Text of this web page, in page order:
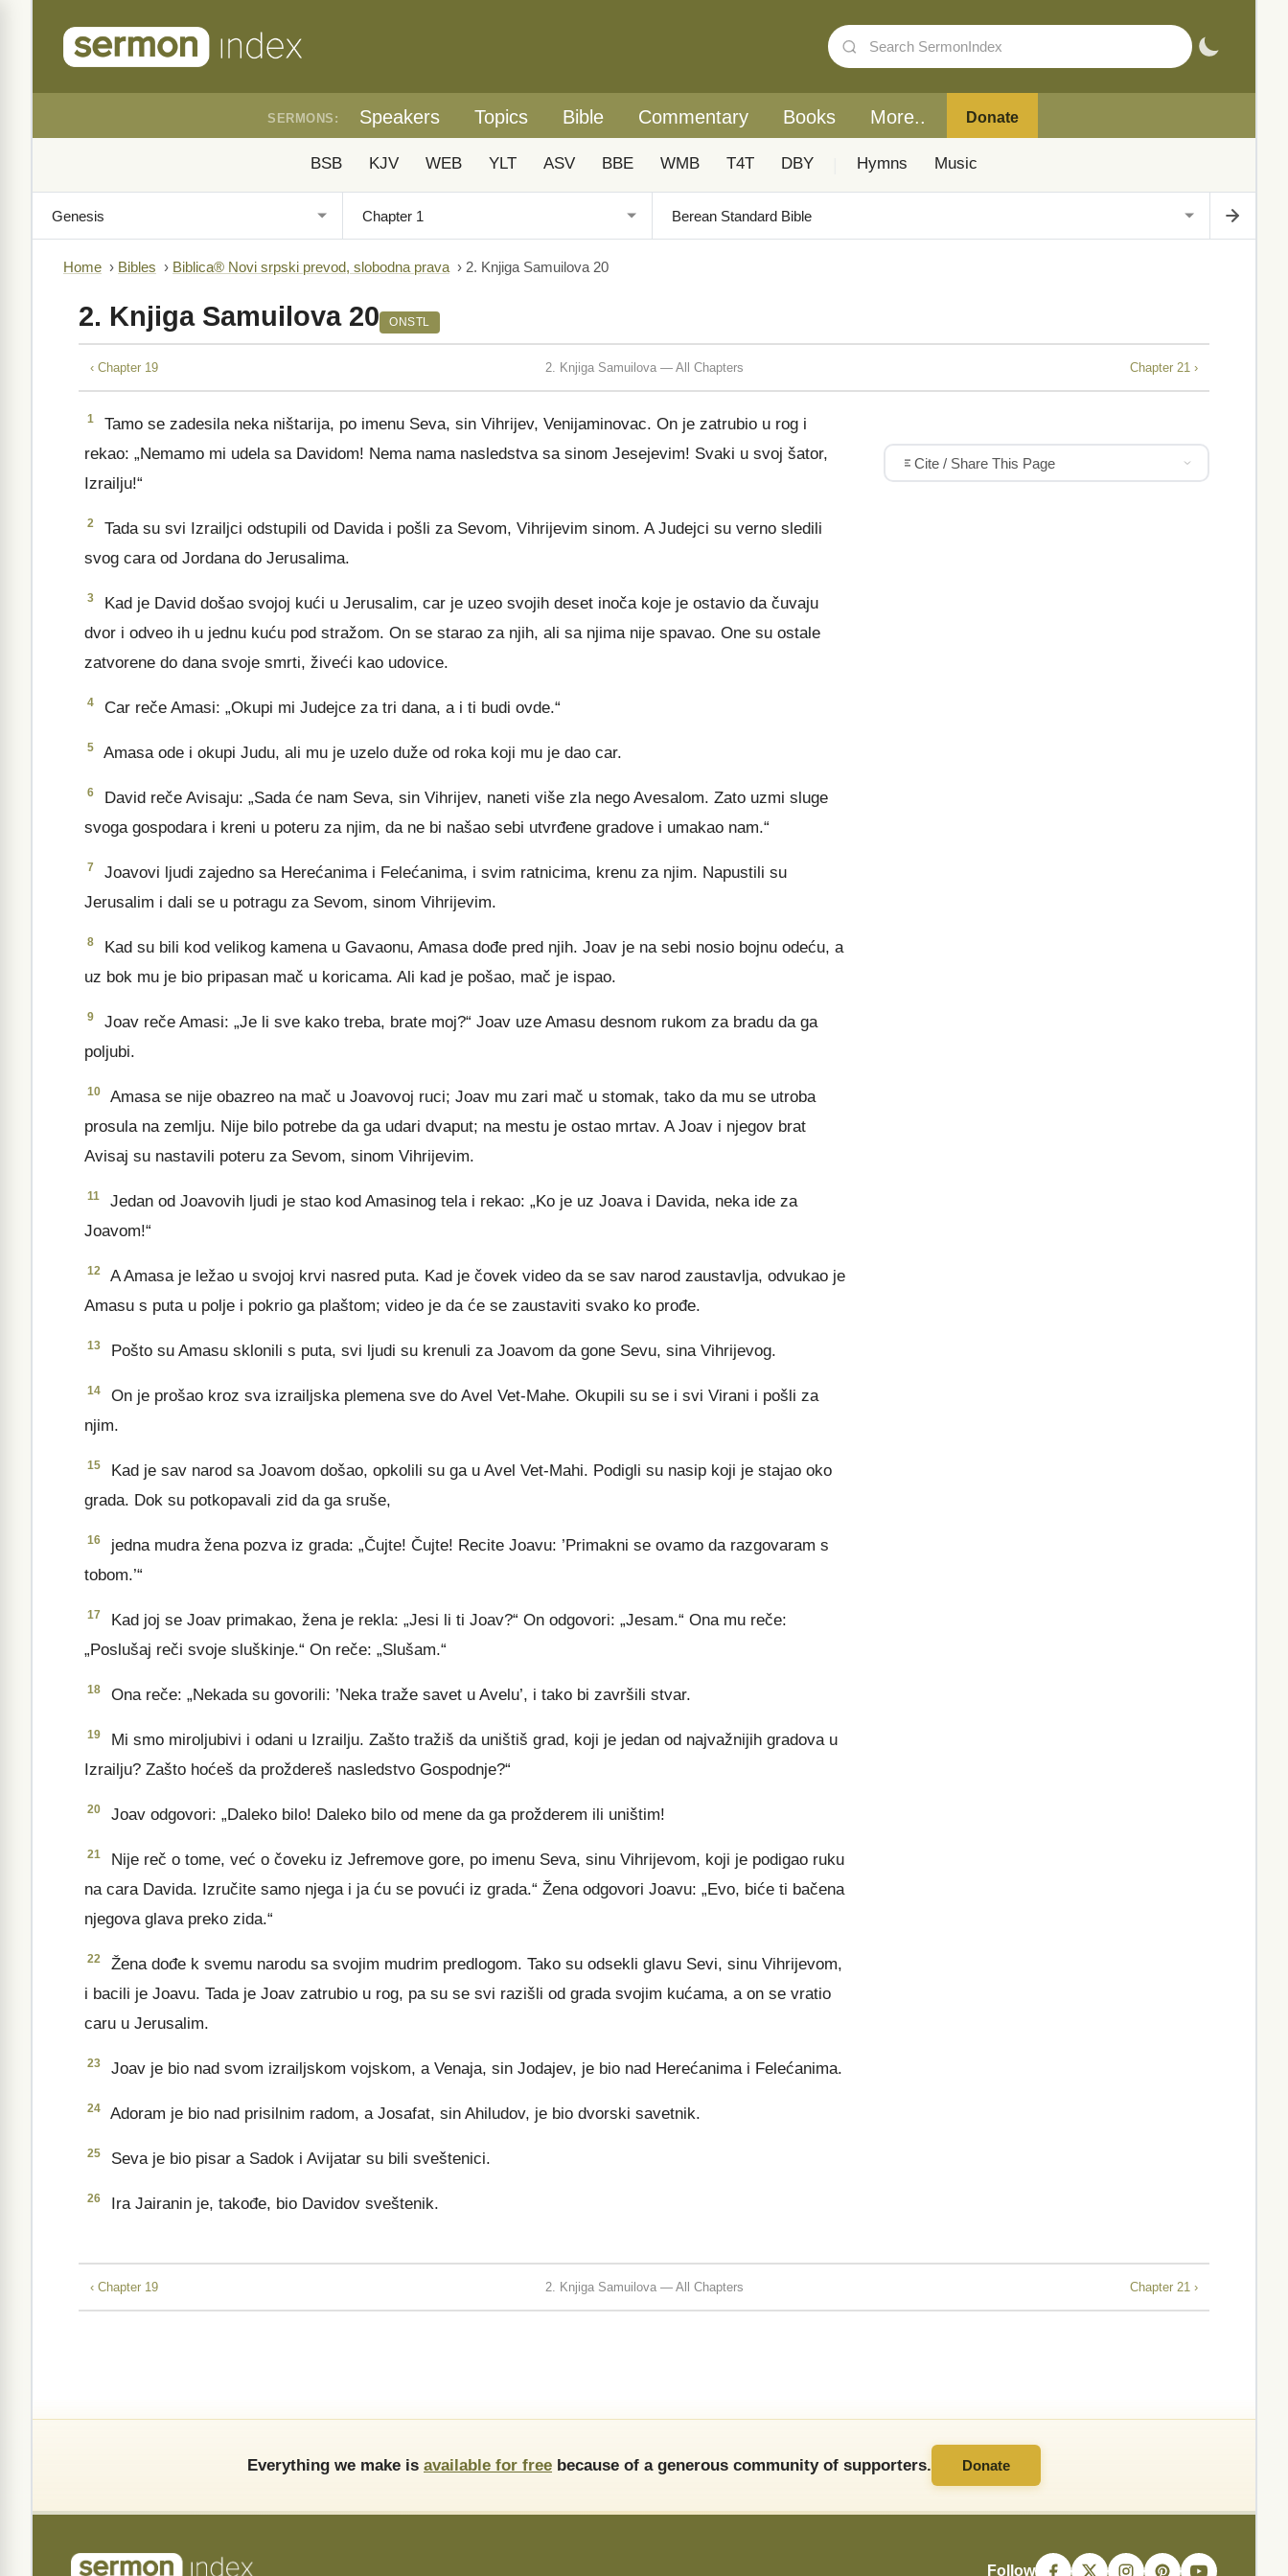
SERMONS: Speakers Topics Bible Commentary Books More.. Donate
BSB KJV WEB YLT ASV BBE WMB T4T DBY Hymns Music
Home › Bibles › Biblica® Novi srpski prevod, slobodna prava › 2. Knjiga Samuilova 20
2. Knjiga Samuilova 20 ONSTL
‹ Chapter 19 2. Knjiga Samuilova — All Chapters Chapter 21 ›
1
Tamo se zadesila neka ništarija, po imenu Seva, sin Vihrijev, Venijaminovac. On je zatrubio u rog i
rekao: „Nemamo mi udela sa Davidom! Nema nama nasledstva sa sinom Jesejevim! Svaki u svoj šator,
Izrailju!“
2
Tada su svi Izrailjci odstupili od Davida i pošli za Sevom, Vihrijevim sinom. A Judejci su verno sledili
svog cara od Jordana do Jerusalima.
3
Kad je David došao svojoj kući u Jerusalim, car je uzeo svojih deset inoča koje je ostavio da čuvaju
dvor i odveo ih u jednu kuću pod stražom. On se starao za njih, ali sa njima nije spavao. One su ostale
zatvorene do dana svoje smrti, živeći kao udovice.
4 Car reče Amasi: „Okupi mi Judejce za tri dana, a i ti budi ovde.“
5 Amasa ode i okupi Judu, ali mu je uzelo duže od roka koji mu je dao car.
6
David reče Avisaju: „Sada će nam Seva, sin Vihrijev, naneti više zla nego Avesalom. Zato uzmi sluge
svoga gospodara i kreni u poteru za njim, da ne bi našao sebi utvrđene gradove i umakao nam.“
7
Joavovi ljudi zajedno sa Herećanima i Felećanima, i svim ratnicima, krenu za njim. Napustili su
Jerusalim i dali se u potragu za Sevom, sinom Vihrijevim.
8
Kad su bili kod velikog kamena u Gavaonu, Amasa dođe pred njih. Joav je na sebi nosio bojnu odeću, a
uz bok mu je bio pripasan mač u koricama. Ali kad je pošao, mač je ispao.
9
Joav reče Amasi: „Je li sve kako treba, brate moj?“ Joav uze Amasu desnom rukom za bradu da ga
poljubi.
10
Amasa se nije obazreo na mač u Joavovoj ruci; Joav mu zari mač u stomak, tako da mu se utroba
prosula na zemlju. Nije bilo potrebe da ga udari dvaput; na mestu je ostao mrtav. A Joav i njegov brat
Avisaj su nastavili poteru za Sevom, sinom Vihrijevim.
11
Jedan od Joavovih ljudi je stao kod Amasinog tela i rekao: „Ko je uz Joava i Davida, neka ide za
Joavom!“
12
A Amasa je ležao u svojoj krvi nasred puta. Kad je čovek video da se sav narod zaustavlja, odvukao je
Amasu s puta u polje i pokrio ga plaštom; video je da će se zaustaviti svako ko prođe.
13 Pošto su Amasu sklonili s puta, svi ljudi su krenuli za Joavom da gone Sevu, sina Vihrijevog.
14
On je prošao kroz sva izrailjska plemena sve do Avel Vet-Mahe. Okupili su se i svi Virani i pošli za
njim.
15
Kad je sav narod sa Joavom došao, opkolili su ga u Avel Vet-Mahi. Podigli su nasip koji je stajao oko
grada. Dok su potkopavali zid da ga sruše,
16
jedna mudra žena pozva iz grada: „Čujte! Čujte! Recite Joavu: ’Primakni se ovamo da razgovaram s
tobom.’“
17
Kad joj se Joav primakao, žena je rekla: „Jesi li ti Joav?“ On odgovori: „Jesam.“ Ona mu reče:
„Poslušaj reči svoje sluškinje.“ On reče: „Slušam.“
18 Ona reče: „Nekada su govorili: ’Neka traže savet u Avelu’, i tako bi završili stvar.
19
Mi smo miroljubivi i odani u Izrailju. Zašto tražiš da uništiš grad, koji je jedan od najvažnijih gradova u
Izrailju? Zašto hoćeš da proždereš nasledstvo Gospodnje?“
20 Joav odgovori: „Daleko bilo! Daleko bilo od mene da ga prožderem ili uništim!
21
Nije reč o tome, već o čoveku iz Jefremove gore, po imenu Seva, sinu Vihrijevom, koji je podigao ruku
na cara Davida. Izručite samo njega i ja ću se povući iz grada.“ Žena odgovori Joavu: „Evo, biće ti bačena
njegova glava preko zida.“
22
Žena dođe k svemu narodu sa svojim mudrim predlogom. Tako su odsekli glavu Sevi, sinu Vihrijevom,
i bacili je Joavu. Tada je Joav zatrubio u rog, pa su se svi razišli od grada svojim kućama, a on se vratio
caru u Jerusalim.
23 Joav je bio nad svom izrailjskom vojskom, a Venaja, sin Jodajev, je bio nad Herećanima i Felećanima.
24 Adoram je bio nad prisilnim radom, a Josafat, sin Ahiludov, je bio dvorski savetnik.
25 Seva je bio pisar a Sadok i Avijatar su bili sveštenici.
26 Ira Jairanin je, takođe, bio Davidov sveštenik.
Cite / Share This Page
‹ Chapter 19 2. Knjiga Samuilova — All Chapters Chapter 21 ›
Everything we make is available for free because of a generous community of supporters. Donate
Follow